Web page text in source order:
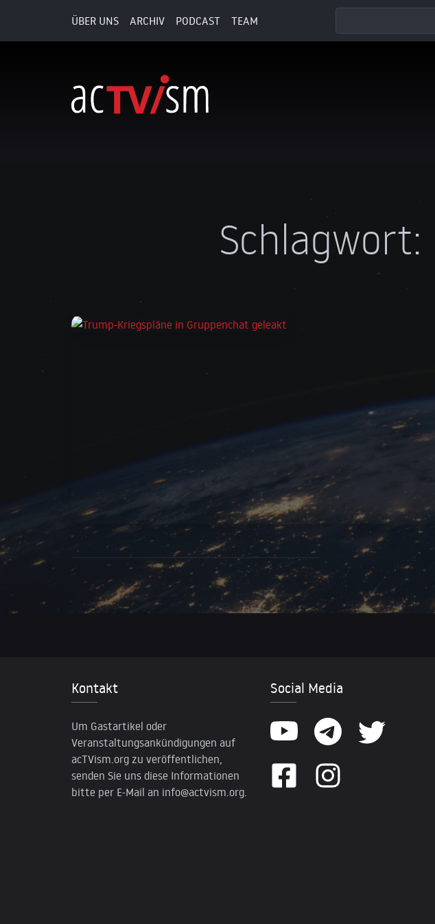
ÜBER UNS ARCHIV PODCAST TEAM
Schlagwort:
Kontakt
Um Gastartikel oder
Veranstaltungsankündigungen auf
acTVism.org zu veröffentlichen,
senden Sie uns diese Informationen
bitte per E-Mail an info@actvism.org
Social Media